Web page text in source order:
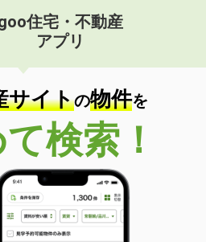
住宅・不動産
アプリ
サイトの物件を
検索！